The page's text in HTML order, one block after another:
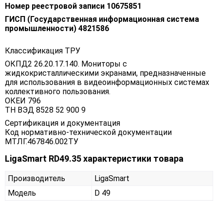
Номер реестровой записи 10675851
ГИСП (Государственная информационная система
промышленности) 4821586
Классификация ТРУ
ОКПД2 26.20.17.140. Мониторы с
жидкокристаллическими экранами, предназначенные
для использования в видеоинформационных системах
коллективного пользования.
ОКЕИ 796
ТН ВЭД 8528 52 900 9
Сертификация и документация
Код нормативно-технической документации
МТЛГ.467846.002ТУ
LigaSmart RD49.35 характеристики товара
Производитель
LigaSmart
Модель
D 49